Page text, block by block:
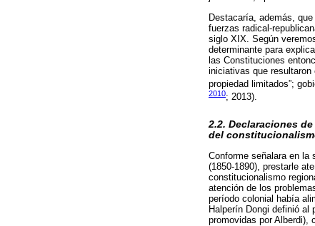
Destacaría, además,
fuerzas radical-
siglo XIX. Según
determinante para
las Constituciones
iniciativas que
propiedad limitados”;
2010; 2013).
2.2. Declaraciones
del
Conforme señalara en la
(1850-1890), prestarle
constitucionalismo
atención de los
período colonial había
Halperín Dongi definió
promovidas por Alberdi),